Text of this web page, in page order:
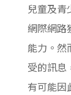
兒童及青
網際網路
能力。然
受的訊息
有可能因